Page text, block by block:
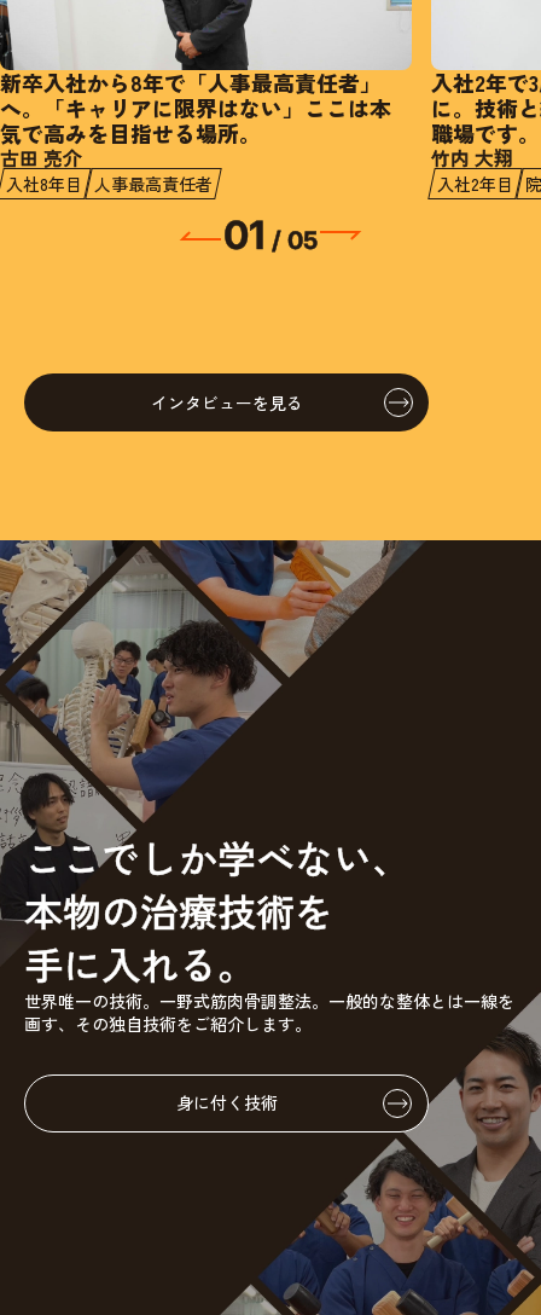
新卒入社から8年で「人事最高責任者」
へ。「キャリアに限界はない」ここは本
気で高みを目指せる場所。
古田 亮介
入社8年目 人事最高責任者
入社2年で
に。技術
職場です。
竹内 大翔
入社2年目
01 / 05
インタビューを見る
ここでしか学べない、
本物の治療技術を
手に入れる。
世界唯一の技術。一野式筋肉骨調整法。 一般的な整体とは一線を
画す、その独自技術をご紹介します。
身に付く技術